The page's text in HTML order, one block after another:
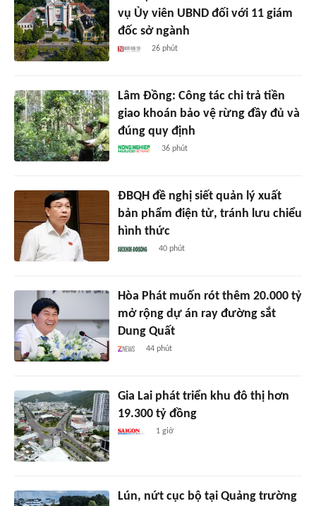
vụ Ủy viên UBND đối với 11 giám
đốc sở ngành
26 phút
Lâm Đồng: Công tác chi trả tiền
giao khoán bảo vệ rừng đầy đủ và
đúng quy định
36 phút
ĐBQH đề nghị siết quản lý xuất
bản phẩm điện tử, tránh lưu chiểu
hình thức
40 phút
Hòa Phát muốn rót thêm 20.000 tỷ
mở rộng dự án ray đường sắt
Dung Quất
44 phút
Gia Lai phát triển khu đô thị hơn
19.300 tỷ đồng
1 giờ
Lún, nứt cục bộ tại Quảng trường